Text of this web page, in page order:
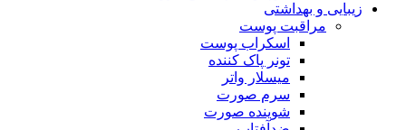
زیبایی و بهداشتی
مراقبت پوست
اسکراب پوست
تونر پاک کننده
میسلار واتر
سرم صورت
شوینده صورت